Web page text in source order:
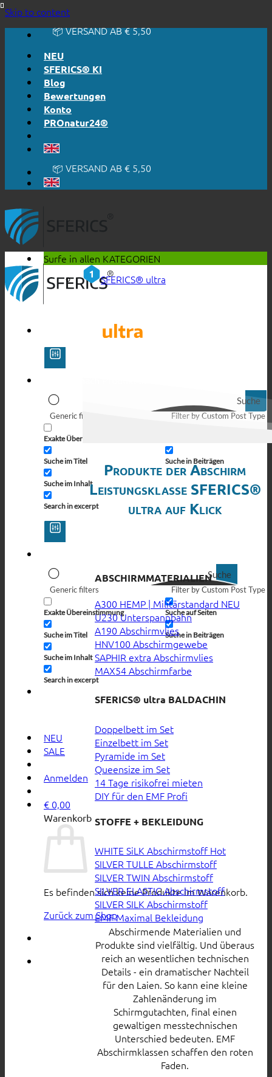
Skip to content🔆 EHRLICH. TRANSPARENT.
📦 VERSAND AB € 5,50
NEU
SFERICS® KI
Blog
Bewertungen
Konto
PROnatur24®
🔆 EHRLICH. TRANSPARENT.
🔖 KAUF AUF RECHNUNG
Suche
Generic filters
Exakte Übereinstimmung
Suche im Titel
Suche im Inhalt
Search in excerpt
Filter by Custom Post Type
Suche in Beiträgen
Suche
Generic filters
Exakte Übereinstimmung
Suche im Titel
Suche im Inhalt
Search in excerpt
Filter by Custom Post Type
Suche auf Seiten
Suche in Beiträgen
NEU
SALE
Anmelden
€ 0,00
Warenkorb
Es befinden sich keine Produkte im Warenkorb.
Zurück zum Shop
Surfe in allen KATEGORIEN
SFERICS® ultra
Produkte der Abschirm
Leistungsklasse SFERICS®
ultra auf Klick
ABSCHIRMMATERIALIEN
A300 HEMP | Militärstandard
U230 Unterspannbahn
A190 Abschirmvlies
HNV100 Abschirmgewebe
SAPHIR extra Abschirmvlies
MAX54 Abschirmfarbe
SFERICS® ultra BALDACHIN
Doppelbett im Set
Einzelbett im Set
Pyramide im Set
Queensize im Set
14 Tage risikofrei mieten
DIY für den EMF Profi
STOFFE + BEKLEIDUNG
WHITE SiLK Abschirmstoff
SILVER TULLE Abschirmstoff
SILVER TWIN Abschirmstoff
SILVER ELASTIC Abschirmstoff
SILVER SILK Abschirmstoff
EMF Maximal Bekleidung
Abschirmende Materialien und
Produkte sind vielfältig. Und überaus
reich an wesentlichen technischen
Details - ein dramatischer Nachteil
für den Laien. So kann eine kleine
Zahlenänderung im
Schirmgutachten, final einen
gewaltigen messtechnischen
Unterschied bedeuten. EMF
Abschirmklassen schaffen den roten
Faden.